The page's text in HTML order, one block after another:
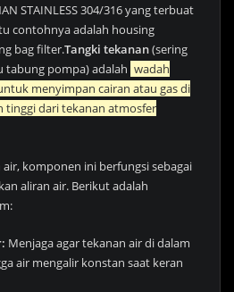
STAINLESS 304/316 yang terbuat
contohnya adalah housing
bag filter.Tangki tekanan(sering
tabung pompa) adalah wadah
menyimpan cairan atau gas di
tinggi dari tekanan atmosfer
komponen ini berfungsi sebagai
aliran air. Berikut adalah
Menjaga agar tekanan air di dalam
air mengalir konstan saat keran